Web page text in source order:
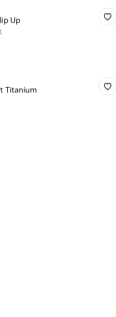
Up
Titanium